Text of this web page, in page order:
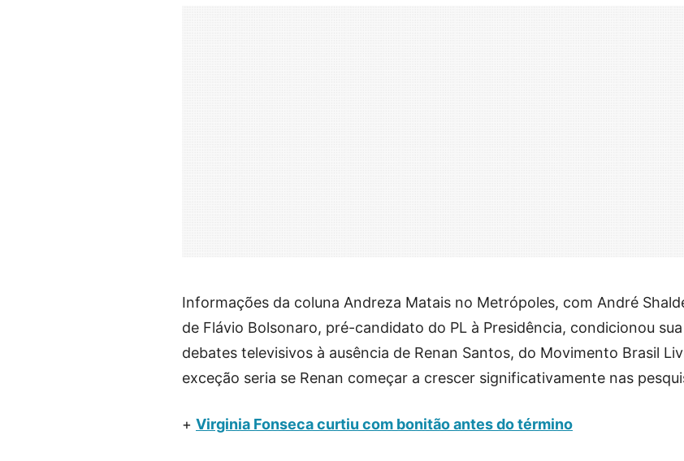
Informações da coluna Andreza Matais no Metrópoles, com André
de Flávio Bolsonaro, pré-candidato do PL à Presidência, condicionou
debates televisivos à ausência de Renan Santos, do Movimento Brasil
exceção seria se Renan começar a crescer significativamente nas
+ Virginia Fonseca curtiu com bonitão antes do término